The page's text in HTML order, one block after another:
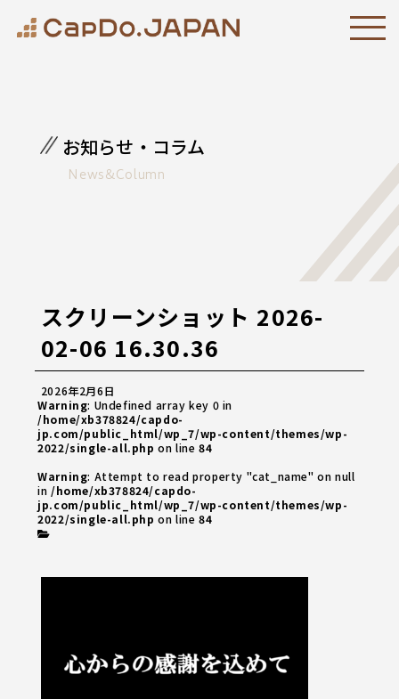
お知らせ・コラム
News&Column
スクリーンショット 2026-
02-06 16.30.36
2026年2月6日
Warning: Undefined array key 0 in
/home/xb378824/capdo-
jp.com/public_html/wp_7/wp-content/themes/wp-
2022/single-all.php on line84
Warning: Attempt to read property "cat_name" on null
in/home/xb378824/capdo-
jp.com/public_html/wp_7/wp-content/themes/wp-
2022/single-all.php on line84